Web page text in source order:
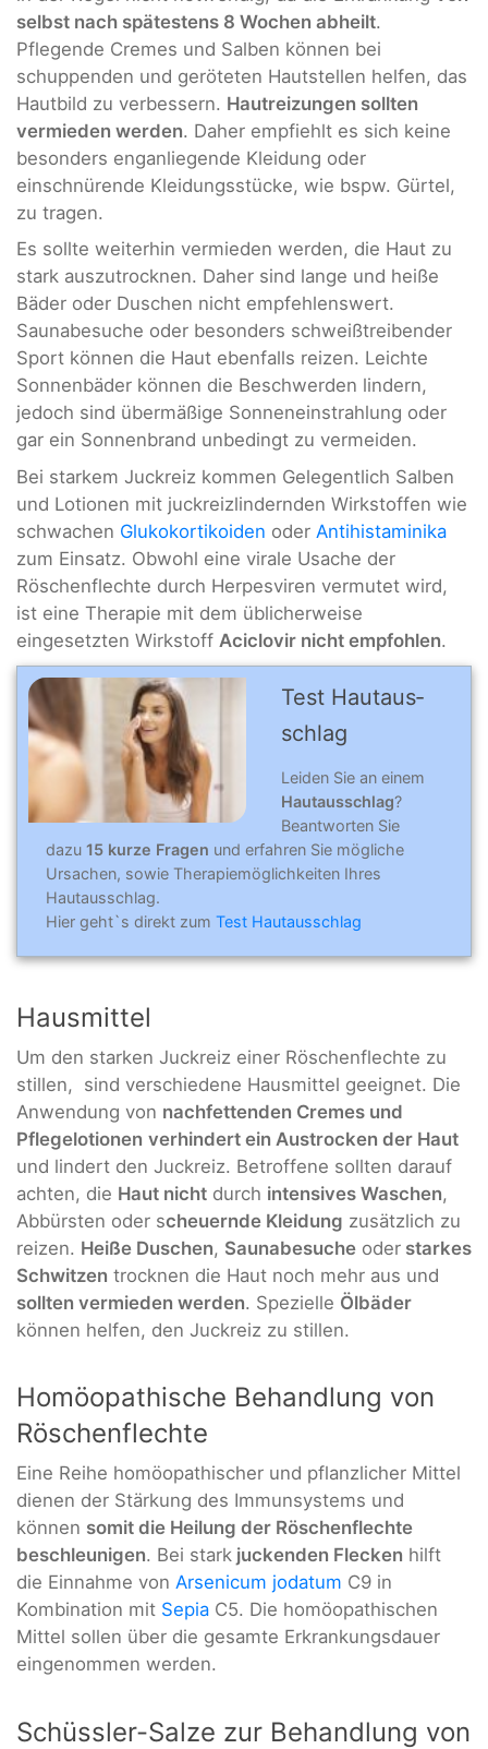
selbst nach spätestens 8 Wochen abheilt.
Pflegende Cremes und Salben können bei
schuppenden und geröteten Hautstellen helfen, das
Hautbild zu verbessern. Hautreizungen sollten
vermieden werden. Daher empfiehlt es sich keine
besonders enganliegende Kleidung oder
einschnürende Kleidungsstücke, wie bspw. Gürtel,
zu tragen.
Es sollte weiterhin vermieden werden, die Haut zu
stark auszutrocknen. Daher sind lange und heiße
Bäder oder Duschen nicht empfehlenswert.
Saunabesuche oder besonders schweißtreibender
Sport können die Haut ebenfalls reizen. Leichte
Sonnenbäder können die Beschwerden lindern,
jedoch sind übermäßige Sonneneinstrahlung oder
gar ein Sonnenbrand unbedingt zu vermeiden.
Bei starkem Juckreiz kommen Gelegentlich Salben
und Lotionen mit juckreizlindernden Wirkstoffen wie
schwachen Glukokortikoiden oder Antihistaminika
zum Einsatz. Obwohl eine virale Usache der
Röschenflechte durch Herpesviren vermutet wird,
ist eine Therapie mit dem üblicherweise
eingesetzten Wirkstoff Aciclovir nicht empfohlen.
Test Hautaus­
schlag
Leiden Sie an einem
Hautausschlag?
Beantworten Sie
dazu 15 kurze Fragen und erfahren Sie mögliche
Ursachen, sowie Therapiemöglichkeiten Ihres
Hautausschlag.
Hier geht`s direkt zum Test Hautausschlag
Hausmittel
Um den starken Juckreiz einer Röschenflechte zu
stillen, sind verschiedene Hausmittel geeignet. Die
Anwendung von nachfettenden Cremes und
Pflegelotionen verhindert ein Austrocken der Haut
und lindert den Juckreiz. Betroffene sollten darauf
achten, die Haut nicht durch intensives Waschen,
Abbürsten oder scheuernde Kleidung zusätzlich zu
reizen. Heiße Duschen, Saunabesuche oder starkes
Schwitzen trocknen die Haut noch mehr aus und
sollten vermieden werden. Spezielle Ölbäder
können helfen, den Juckreiz zu stillen.
Homöopathische Behandlung von
Röschenflechte
Eine Reihe homöopathischer und pflanzlicher Mittel
dienen der Stärkung des Immunsystems und
können somit die Heilung der Röschenflechte
beschleunigen. Bei stark juckenden Flecken hilft
die Einnahme von Arsenicum jodatum C9 in
Kombination mit Sepia C5. Die homöopathischen
Mittel sollen über die gesamte Erkrankungsdauer
eingenommen werden.
Schüssler-Salze zur Behandlung von